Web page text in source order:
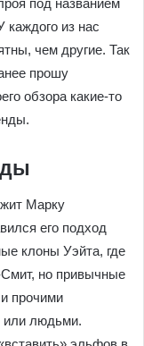
изучить
под
У
более
не моё,
кто найдёт в
Марку
его подход
клоны Уэйта,
Смит, но